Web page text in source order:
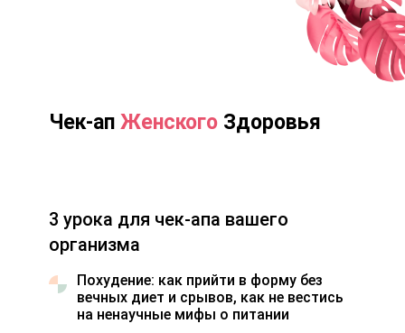
Чек-ап Женского Здоровья
3 урока для чек-апа вашего
организма
Похудение: как прийти в форму без
вечных диет и срывов, как не вестись
на ненаучные мифы о питании